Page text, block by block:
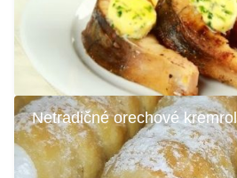
Netradičné orechové